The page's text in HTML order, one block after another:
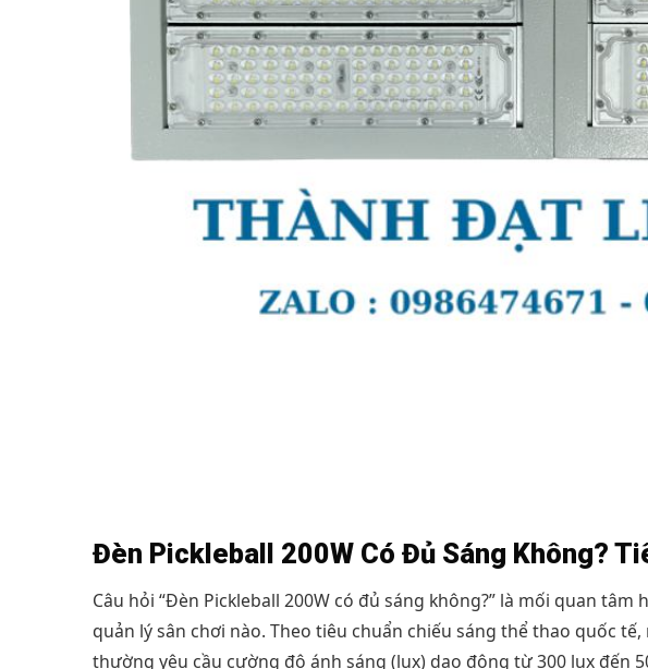
Đèn Pickleball 200W Có Đủ Sáng Không?
Câu hỏi “Đèn Pickleball 200W có đủ sáng không?” là mối quan
quản lý sân chơi nào. Theo tiêu chuẩn chiếu sáng thể thao quốc
thường yêu cầu cường độ ánh sáng (lux) dao động từ 300 lux đến